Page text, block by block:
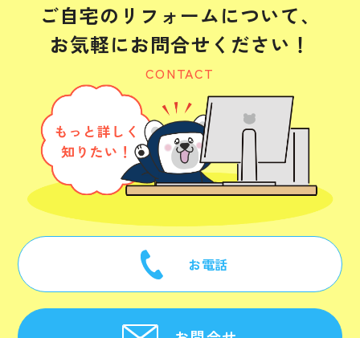
CONTACT
ご自宅のリフォームについて、
お気軽にお問合せください！
お電話